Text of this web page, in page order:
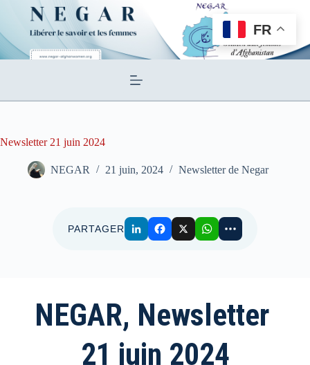
contenu
Newsletter 21 juin 2024
NEGAR 21 juin, 2024 Newsletter de Negar
PARTAGER
FR